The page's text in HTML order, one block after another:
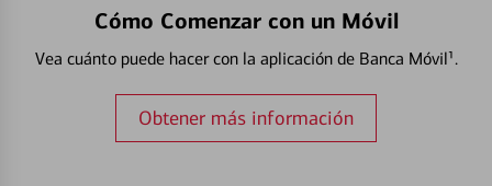
Cómo Comenzar con un Móvil
Vea cuánto puede hacer con la aplicación de Banca Móvil¹.
Obtener más información